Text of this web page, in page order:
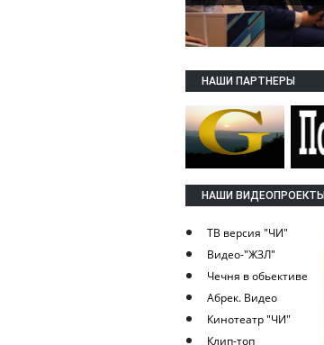
НАШИ ПАРТНЕРЫ
НАШИ ВИДЕОПРОЕКТЫ
ТВ версия "ЧИ"
Видео-"ЖЗЛ"
Чечня в обьективе
Абрек. Видео
Кинотеатр "ЧИ"
Клип-топ